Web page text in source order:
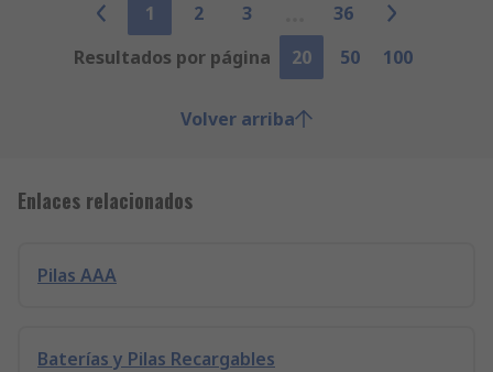
1 2 3
36
Resultados por página
20 50 100
Volver arriba
Enlaces relacionados
Pilas AAA
Baterías y Pilas Recargables